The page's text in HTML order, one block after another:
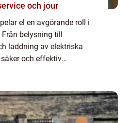
och jour
el en avgörande roll i
belysning till
laddning av elektriska
och effektiv